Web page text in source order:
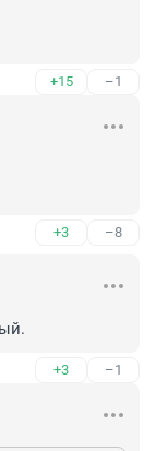
+15 –1
+3 –8
+3 –1